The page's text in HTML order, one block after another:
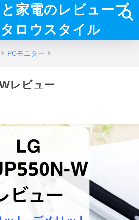
家電のレビューブ
ロウスタイル
PCモニター
レビュー